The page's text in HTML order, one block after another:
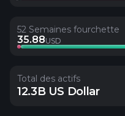
52 Semaines fourchette
35.88USD
Total des actifs
12.3B US Dollar